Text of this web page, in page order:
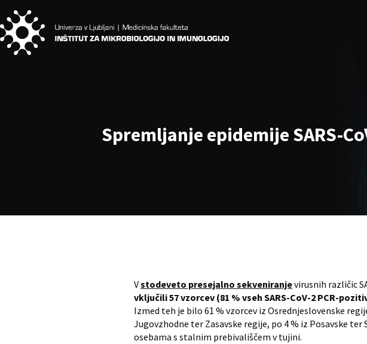
Spremljanje epidemije SARS-
Vstodeveto presejalno sekveniranjevirusnih različic
vključili 57 vzorcev (81 % vseh SARS-CoV-2 PCR-
Izmed teh je bilo 61 % vzorcev iz Osrednjeslovenske
Jugovzhodne ter Zasavske regije, po 4 % iz Posavske
osebama s stalnim prebivališčem v tujini.